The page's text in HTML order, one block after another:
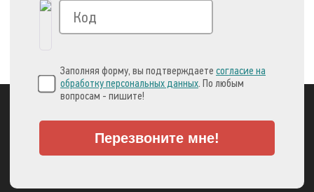
Заполняя форму, вы подтверждаете согласие на
обработку персональных данных. По любым
вопросам - пишите!
Перезвоните мне!